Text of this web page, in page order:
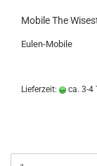
Mobile The
Eulen-Mobile
Lieferzeit: ca. 3-4